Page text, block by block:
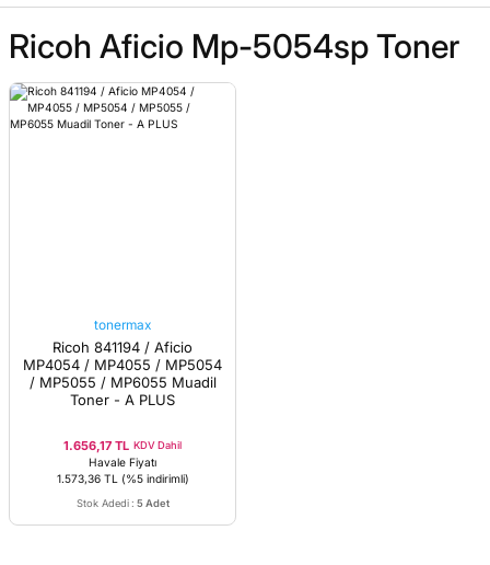
Ricoh Aficio Mp-5054sp Toner
tonermax
Ricoh 841194 / Aficio
MP4054 / MP4055 / MP5054
/ MP5055 / MP6055 Muadil
Toner - A PLUS
1.656,17 TL KDV Dahil
Havale Fiyatı
1.573,36 TL
(%5 indirimli)
Stok Adedi : 5 Adet